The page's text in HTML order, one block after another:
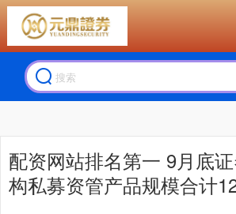
配资网站排名第一 9月底
构私募资管产品规模合计